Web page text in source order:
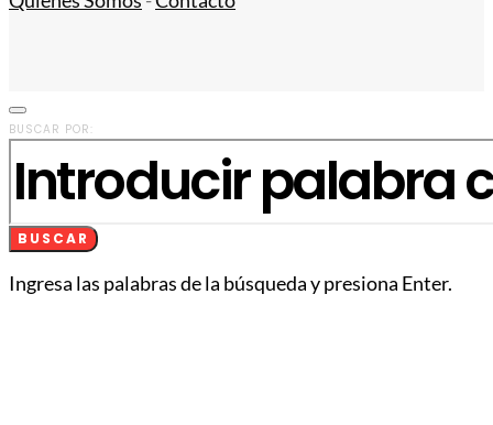
BUSCAR POR:
BUSCAR
Ingresa las palabras de la búsqueda y presiona Enter.